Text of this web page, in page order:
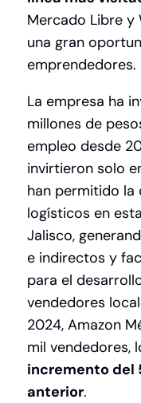
Mercado Libre y
una gran
emprendedores.
La empresa ha
millones de
empleo desde
invirtieron solo
han permitido la
logísticos en
Jalisco,
e indirectos y
para el
vendedores
2024, Amazon
mil vendedores,
incremento del
anterior.